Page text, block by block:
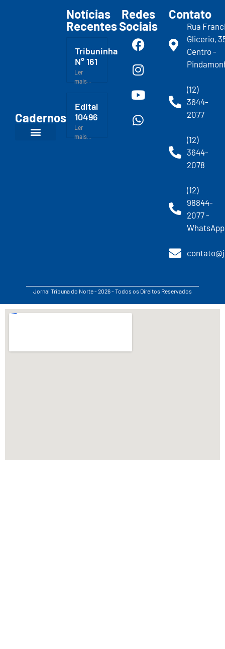
Cadernos
Notícias
Recentes
Tribuninha
N° 161
Ler
mais...
Edital
10496
Ler
mais...
Redes
Sociais
Contato
Rua
Glicerio,
Centro -
(12)
3644-
2077
(12)
3644-
2078
(12)
98844-
2077 -
WhatsApp
Jornal Tribuna do Norte - 2026 - Todos os Direitos Reservados